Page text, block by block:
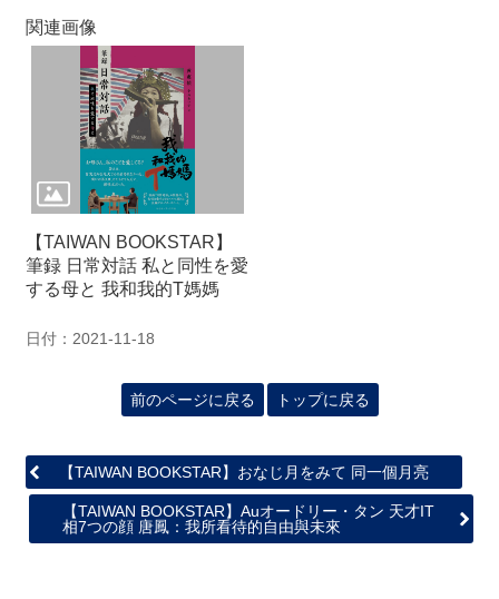
本
ー
ム
サ
関連画像
【TAIWAN BOOKSTAR】
筆録 日常対話 私と同性を愛
する母と 我和我的T媽媽
日付：2021-11-18
前のページに戻る トップに戻る
【TAIWAN BOOKSTAR】おなじ月をみて 同一個月亮
【TAIWAN BOOKSTAR】Auオードリー・タン 天才IT
相7つの顔 唐鳳：我所看待的自由與未來